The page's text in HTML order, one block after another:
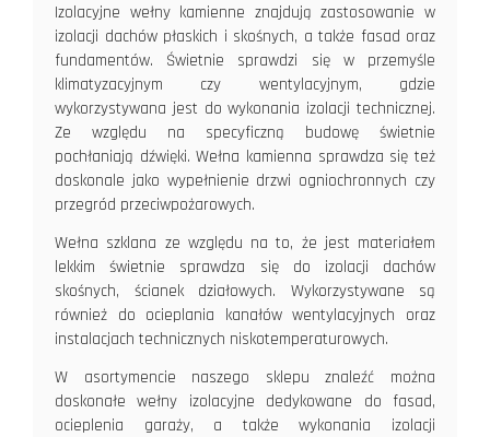
Izolacyjne wełny kamienne znajdują zastosowanie w
izolacji dachów płaskich i skośnych, a także fasad oraz
fundamentów. Świetnie sprawdzi się w przemyśle
klimatyzacyjnym czy wentylacyjnym, gdzie
wykorzystywana jest do wykonania izolacji technicznej.
Ze względu na specyficzną budowę świetnie
pochłaniają dźwięki. Wełna kamienna sprawdza się też
doskonale jako wypełnienie drzwi ogniochronnych czy
przegród przeciwpożarowych.
Wełna szklana ze względu na to, że jest materiałem
lekkim świetnie sprawdza się do izolacji dachów
skośnych, ścianek działowych. Wykorzystywane są
również do ocieplania kanałów wentylacyjnych oraz
instalacjach technicznych niskotemperaturowych.
W asortymencie naszego sklepu znaleźć można
doskonałe wełny izolacyjne dedykowane do fasad,
ocieplenia garaży, a także wykonania izolacji